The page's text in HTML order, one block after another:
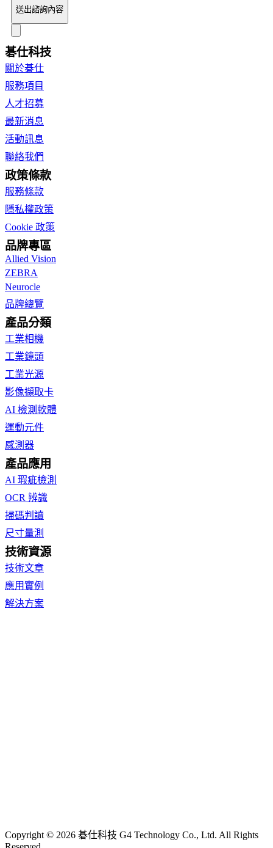
送出諮詢內容
碁仕科技
關於碁仕
服務項目
人才招募
最新消息
活動訊息
聯絡我們
政策條款
服務條款
隱私權政策
Cookie 政策
品牌專區
Allied Vision
ZEBRA
Neurocle
品牌總覽
產品分類
工業相機
工業鏡頭
工業光源
影像擷取卡
AI 檢測軟體
運動元件
感測器
產品應用
AI 瑕疵檢測
OCR 辨識
掃碼判讀
尺寸量測
技術資源
技術文章
應用實例
解決方案
Copyright © 2026 碁仕科技 G4 Technology Co., Ltd. All Rights